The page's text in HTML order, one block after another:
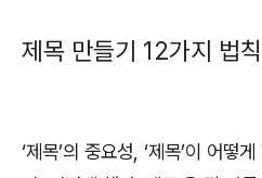
제목 만들기 12가지 법칙
‘제목’의 중요성, ‘제목’이 어떻